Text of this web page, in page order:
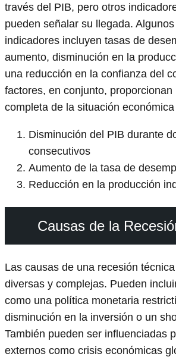
través del PIB, pero otros
pueden señalar su llegada.
indicadores incluyen tasas de
aumento, disminución en la
una reducción en la confianza del
factores, en conjunto,
completa de la situación
Disminución del PIB durante
consecutivos
Aumento de la tasa de
Reducción en la producción
Causas de la
Las causas de una recesión
diversas y complejas. Pueden
como una política monetaria
disminución en la inversión o un
También pueden ser influenciadas
externos como crisis económicas